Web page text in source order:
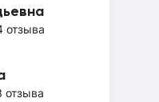
отзыва
отзыва